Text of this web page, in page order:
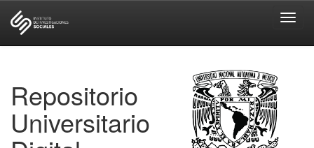
Repositorio
Universitario